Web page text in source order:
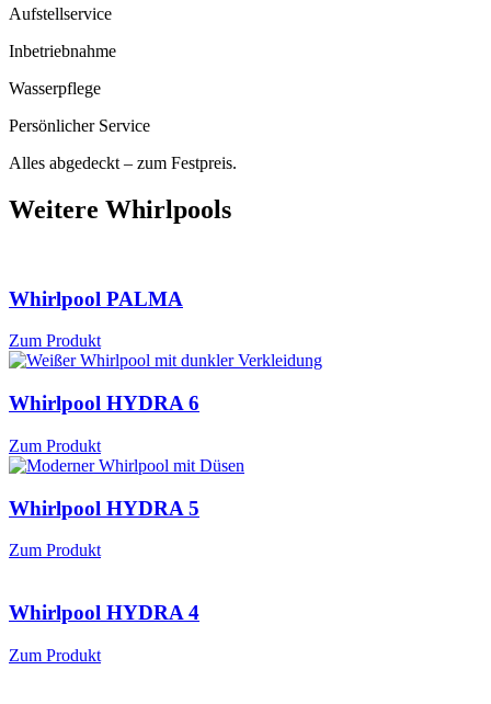
Aufstell­service
Inbetrieb­nahme
Wasser­pflege
Persönlicher Service
Alles abgedeckt – zum Festpreis.
Weitere Whirlpools
Whirlpool PALMA
Zum Produkt
Whirlpool HYDRA 6
Zum Produkt
Whirlpool HYDRA 5
Zum Produkt
Whirlpool HYDRA 4
Zum Produkt